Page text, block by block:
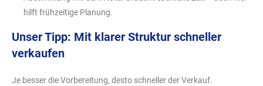
hilft frühzeitige Planung.
Unser Tipp: Mit klarer Struktur schneller
verkaufen
Je besser die Vorbereitung, desto schneller der Verkauf.